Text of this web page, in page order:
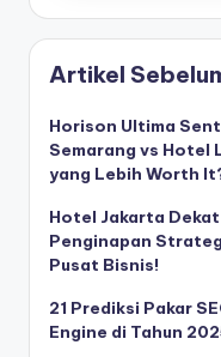
Artikel
Horison Ultima
Semarang vs Hotel
yang Lebih Worth
Hotel Jakarta Dekat
Penginapan
Pusat Bisnis!
21 Prediksi Pakar
Engine di Tahun